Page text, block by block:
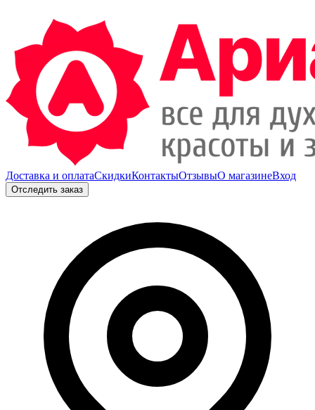
Доставка и оплатаСкидкиКонтактыОтзывыО магазинеВход
Отследить заказ